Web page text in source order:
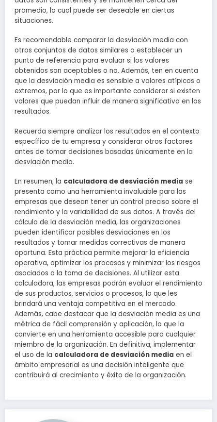
promedio, lo cual puede ser deseable en ciertas
situaciones.
Es recomendable comparar la desviación media con
otros conjuntos de datos similares o establecer un
punto de referencia para evaluar si los valores
obtenidos son aceptables o no. Además, ten en cuenta
que la desviación media es sensible a valores atípicos o
extremos, por lo que es importante considerar si existen
valores que puedan influir de manera significativa en los
resultados.
Recuerda siempre analizar los resultados en el contexto
específico de tu empresa y considerar otros factores
antes de tomar decisiones basadas únicamente en la
desviación media.
En resumen, la calculadora de desviación media se
presenta como una herramienta invaluable para las
empresas que desean tener un control preciso sobre el
rendimiento y la variabilidad de sus datos. A través del
cálculo de la desviación media, las organizaciones
pueden identificar posibles desviaciones en los
resultados y tomar medidas correctivas de manera
oportuna. Esta práctica permite mejorar la eficiencia
operativa, optimizar los procesos y minimizar los riesgos
asociados a la toma de decisiones. Al utilizar esta
calculadora, las empresas podrán evaluar el rendimiento
de sus productos, servicios o procesos, lo que les
brindará una ventaja competitiva en el mercado.
Además, cabe destacar que la desviación media es una
métrica de fácil comprensión y aplicación, lo que la
convierte en una herramienta accesible para cualquier
miembro de la organización. En definitiva, implementar
el uso de la calculadora de desviación media en el
ámbito empresarial es una decisión inteligente que
contribuirá al crecimiento y éxito de la organización.